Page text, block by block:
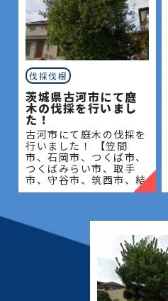
伐採伐根
茨城県古河市にて庭
木の伐採を行いまし
た！
古河市にて庭木の伐採を
行いました！ 【笠間
市、石岡市、つくば市、
つくばみらい市、取手
市、守谷市、筑西市、結
城市、桜川市、常総市、
で伐採・抜根・剪定・草
刈りな